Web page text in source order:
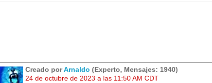
Creado porArnaldo (Experto, Mensajes: 1940)
24 de octubre de 2023 a las 11:50 AM CDT